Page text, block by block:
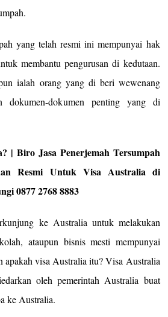
yang telah resmi ini mempunyai hak
membantu pengurusan di kedutaan.
ialah orang yang di beri wewenang
dokumen-dokumen penting yang di
| Biro Jasa Penerjemah Tersumpah
Resmi Untuk Visa Australia di
0877 2768 8883
ke Australia untuk melakukan
ataupun bisnis mesti mempunyai
apakah visa Australia itu? Visa Australia
oleh pemerintah Australia buat
ke Australia.